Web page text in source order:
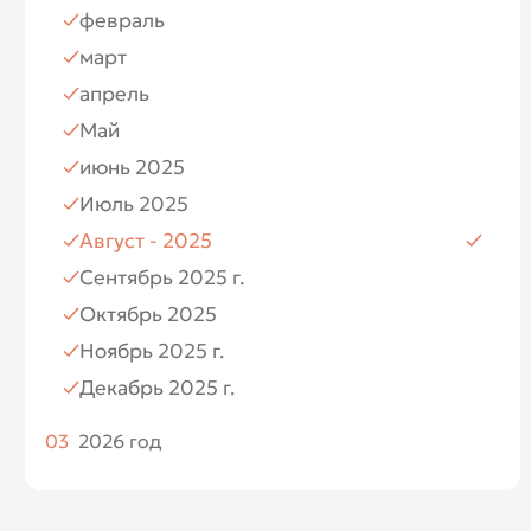
Июль
Август
Ноябрь
Декабрь
февраль
март
апрель
Май
июнь 2025
Июль 2025
Август - 2025
Сентябрь 2025 г.
Октябрь 2025
Ноябрь 2025 г.
Декабрь 2025 г.
03 2026 год